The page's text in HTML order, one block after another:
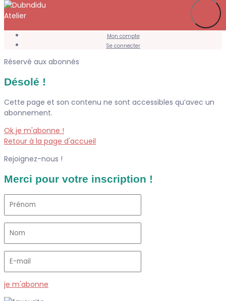
Mon compte
Se connecter
Réservé aux abonnés
Désolé !
Cette page et son contenu ne sont accessibles qu’avec un
abonnement.
Ok je m'abonne !
Retour à la page d'accueil
Rejoignez-nous !
Merci pour votre inscription !
je m'abonne